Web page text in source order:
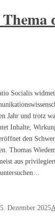
Socialis
Jahr und trotz
Inhalte,
den
Thomas
aus
5. Dezember 2025